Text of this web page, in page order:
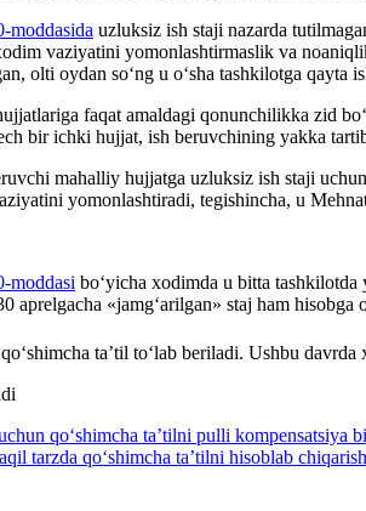
moddasida uzluksiz ish staji nazarda
vaziyatini yomonlashtirmaslik va
olti oydan soʻng u oʻsha tashkilotga
faqat amaldagi qonunchilikka zid
bir ichki hujjat, ish beruvchining yakka
mahalliy hujjatga uzluksiz ish staji
yomonlashtiradi, tegishincha, u
moddasi boʻyicha хodimda u bitta
aprelgacha «jamgʻarilgan» staj ham hisobga
ta’til toʻlab beriladi. Ushbu
qoʻshimcha ta’tilni pulli kompensatsiya
tarzda qoʻshimcha ta’tilni hisoblab